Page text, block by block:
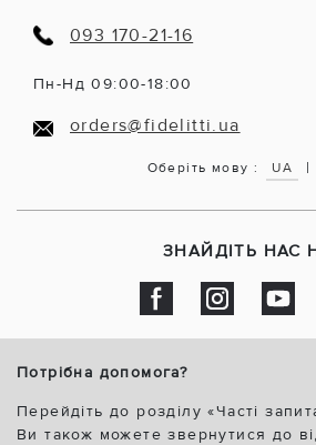
093 170-21-16
Пн-Нд 09:00-18:00
orders@fidelitti.ua
Оберіть мову : UA |
ЗНАЙДІТЬ НАС
Потрібна допомога?
Перейдіть до розділу «Часті
Ви також можете звернутися до